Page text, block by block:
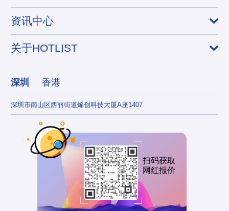
资讯中心
关于HOTLIST
深圳 香港
深圳市南山区西丽街道烯创科技大厦A座1407
扫码获取
网红报价